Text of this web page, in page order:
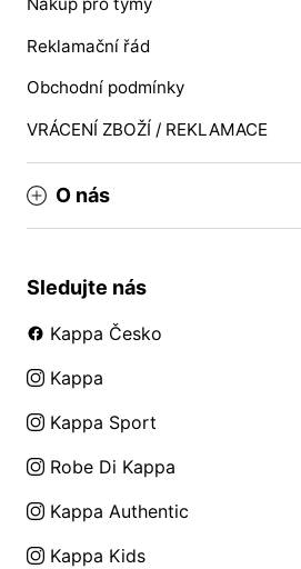
Nákup pro týmy
Reklamační řád
Obchodní podmínky
VRÁCENÍ ZBOŽÍ / REKLAMACE
O nás
Sledujte nás
Kappa Česko
Kappa
Kappa Sport
Robe Di Kappa
Kappa Authentic
Kappa Kids